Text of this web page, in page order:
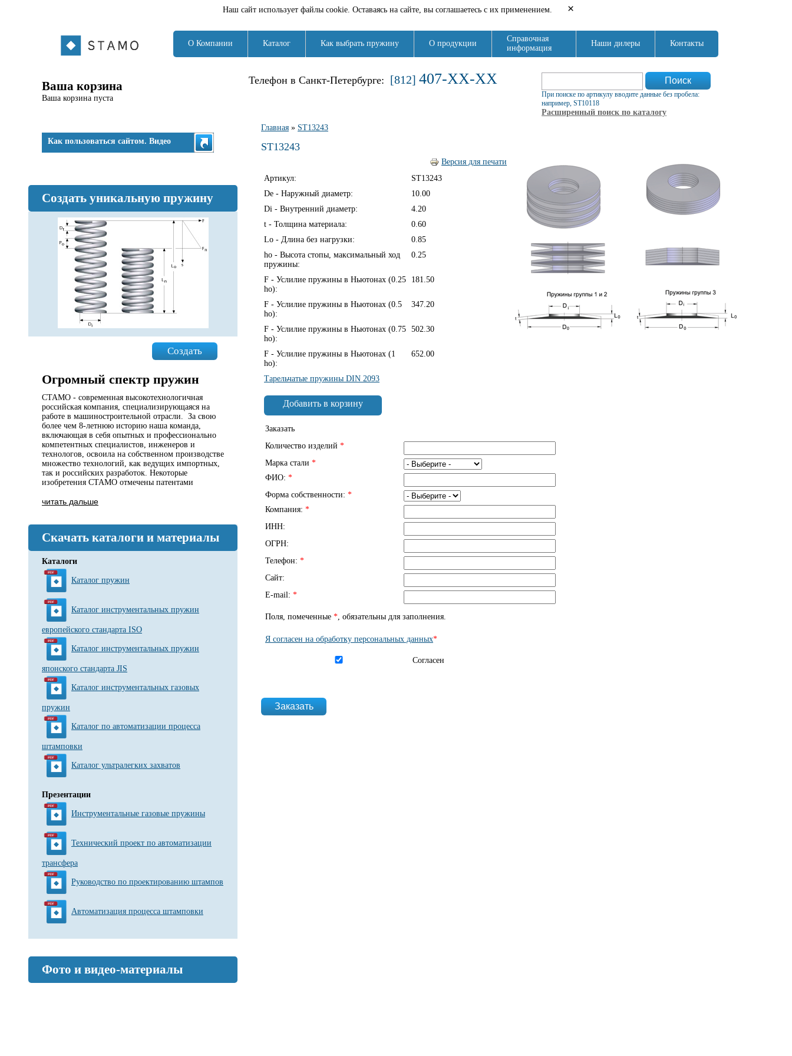
Наш сайт использует файлы cookie. Оставаясь на сайте, вы соглашаетесь с их применением. ×
О Компании Каталог Как выбрать пружину О продукции
Справочная
информация
Наши дилеры Контакты
Телефон в Санкт-Петербурге: [812] 407-XX-XX Форма поиска
Поиск
При поиске по артикулу вводите данные без пробела:
например, ST10118
Расширенный поиск по каталогу
Ваша корзина
Ваша корзина пуста
Как пользоваться сайтом. Видео
Создать уникальную пружину
Создать
Огромный спектр пружин
СТАМО - современная высокотехнологичная
российская компания, специализирующаяся на
работе в машиностроительной отрасли. За свою
более чем 8-летнюю историю наша команда,
включающая в себя опытных и профессионально
компетентных специалистов, инженеров и
технологов, освоила на собственном производстве
множество технологий, как ведущих импортных,
так и российских разработок. Некоторые
изобретения СТАМО отмечены патентами
читать дальше
Скачать каталоги и материалы
Каталоги
Каталог пружин
Каталог инструментальных пружин
европейского стандарта ISO
Каталог инструментальных пружин
японского стандарта JIS
Каталог инструментальных газовых
пружин
Каталог по автоматизации процесса
штамповки
Каталог ультралегких захватов
Презентации
Инструментальные газовые пружины
Технический проект по автоматизации
трансфера
Руководство по проектированию штампов
Автоматизация процесса штамповки
Фото и видео-материалы
Вы здесь
Главная » ST13243
ST13243
Версия для печати
Артикул:
ST13243
De - Наружный диаметр:
10.00
Di - Внутренний диаметр:
4.20
t - Толщина материала:
0.60
Lo - Длина без нагрузки:
0.85
ho - Высота стопы, максимальный ход
пружины:
0.25
F - Услилие пружины в Ньютонах (0.25
ho):
181.50
F - Услилие пружины в Ньютонах (0.5
ho):
347.20
F - Услилие пружины в Ньютонах (0.75
ho):
502.30
F - Услилие пружины в Ньютонах (1
ho):
652.00
Тарельчатые пружины DIN 2093
Добавить в корзину
Заказать
Количество изделий *
Марка стали *
ФИО: *
Форма собственности: *
Компания: *
ИНН:
ОГРН:
Телефон: *
Сайт:
E-mail: *
Поля, помеченные *, обязательны для заполнения.
Я согласен на обработку персональных данных*
Согласен на обработку данных
Согласен